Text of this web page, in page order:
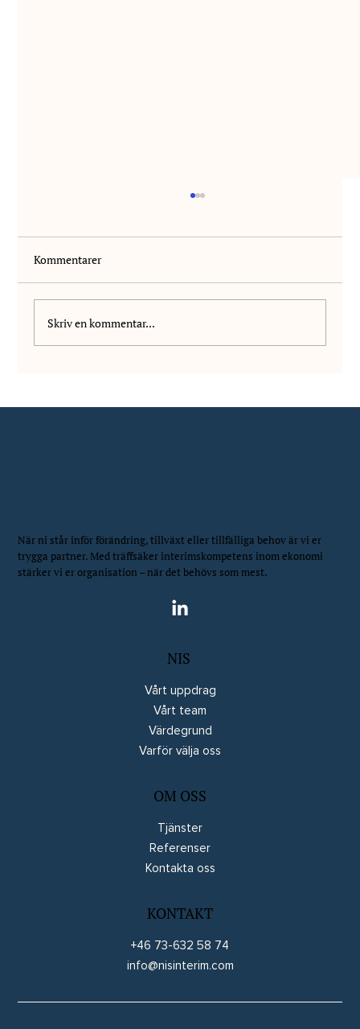
Kommentarer
Skriv en kommentar...
När ni står inför förändring, tillväxt eller tillfälliga behov är vi er
trygga partner. Med träffsäker interimskompetens inom ekonomi
stärker vi er organisation – när det behövs som mest.
NIS
Vårt uppdrag
Vårt team
Värdegrund
Varför välja oss
OM OSS
Tjänster
Referenser
Kontakta oss
KONTAKT
+46 73-632 58 74
info@nisinterim.com